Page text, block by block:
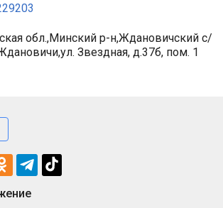
обл.,Минский р-н,Ждановичский с/
Звездная, д.37б, пом. 1